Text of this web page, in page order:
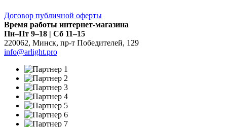
Договор публичной оферты
Время работы интернет-магазина
Пн–Пт 9–18 | Сб 11–15
220062, Минск, пр-т Победителей, 129
info@arlight.pro